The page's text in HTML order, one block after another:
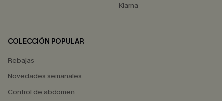
Klarna
COLECCIÓN POPULAR
Rebajas
Novedades semanales
Control de abdomen